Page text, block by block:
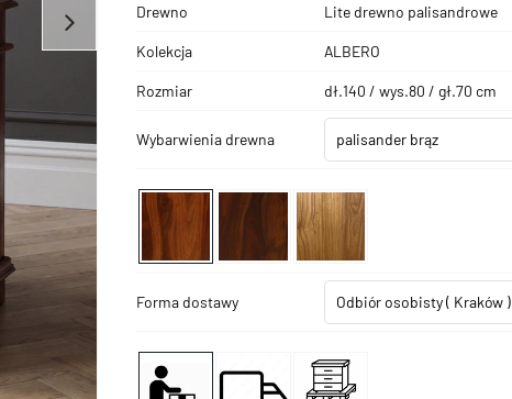
Drewno Lite drewno palisandrowe
Kolekcja ALBERO
Rozmiar dł.140 / wys.80 / gł.70 cm
Wybarwienia drewna palisander brąz
Forma dostawy Odbiór osobisty( Kraków )